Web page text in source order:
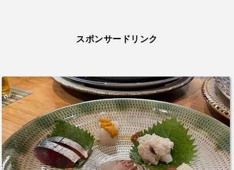
スポンサードリンク